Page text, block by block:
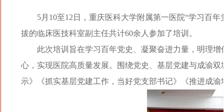
5月10至12日，重庆医科大学附属第一医院“学习百
拔的临床医技科室副主任共计60余人参加了培训。
此次培训旨在学习百年党史、凝聚奋进力量，明理
心，实现医院高质量发展。围绕党史、基层党建与成渝
示》《抓实基层党建工作，当好党支部书记》《推进成